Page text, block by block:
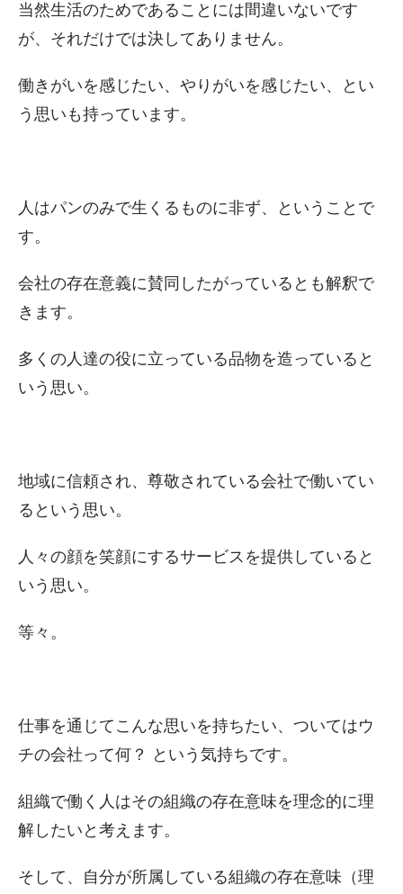
当然生活のためであることには間違いないです
が、それだけでは決してありません。
働きがいを感じたい、やりがいを感じたい、とい
う思いも持っています。
人はパンのみで生くるものに非ず、ということで
す。
会社の存在意義に賛同したがっているとも解釈で
きます。
多くの人達の役に立っている品物を造っていると
いう思い。
地域に信頼され、尊敬されている会社で働いてい
るという思い。
人々の顔を笑顔にするサービスを提供していると
いう思い。
等々。
仕事を通じてこんな思いを持ちたい、ついてはウ
チの会社って何？ という気持ちです。
組織で働く人はその組織の存在意味を理念的に理
解したいと考えます。
そして、自分が所属している組織の存在意味（理